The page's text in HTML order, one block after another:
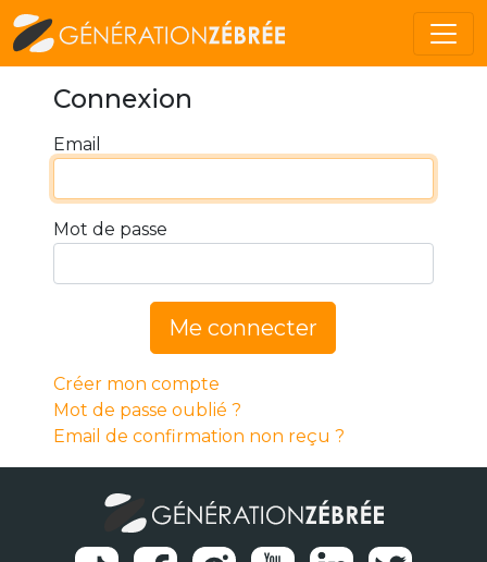
Connexion
Email
Mot de passe
Me connecter
Créer mon compte
Mot de passe oublié ?
Email de confirmation non reçu ?